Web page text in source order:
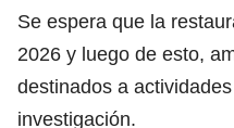
Se espera que la
2026 y luego de esto,
destinados a
investigación.